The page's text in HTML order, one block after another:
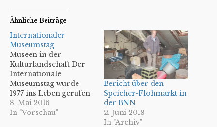
Ähnliche Beiträge
Internationaler
Museumstag
Museen in der
Kulturlandschaft Der
Internationale
Museumstag wurde
1977 ins Leben gerufen
und wird seit 1992 von
einem jährlich
8. Mai 2016
In "Vorschau"
Bericht über den
Speicher-Flohmarkt in
der BNN
2. Juni 2018
In "Archiv"